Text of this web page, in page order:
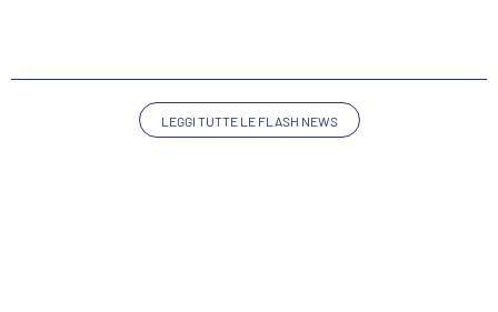
TICKET GIFT CARD
STORIA
MUTTI TRAINING CENTER
STADIO TARDINILEGGI TUTTE LE FLASH NEWS